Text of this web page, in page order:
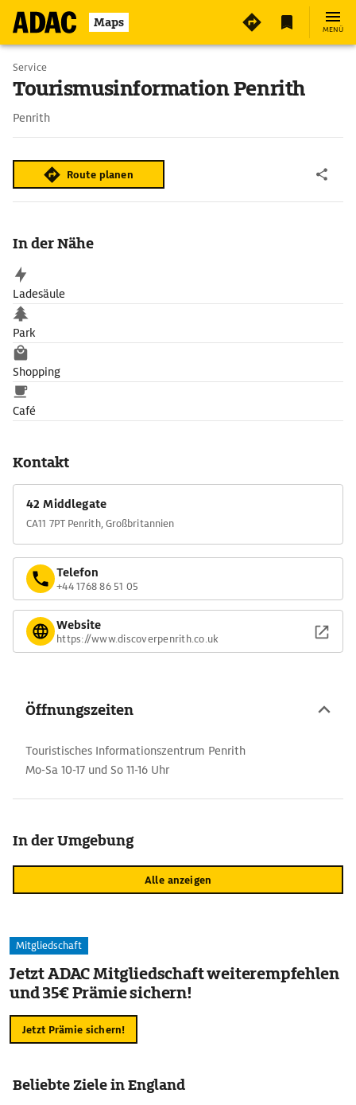
Maps MENÜ
Service
Tourismusinformation Penrith
Penrith
Route planen
In der Nähe
Ladesäule
Park
Shopping
Café
Kontakt
42 Middlegate
CA11 7PT Penrith, Großbritannien
Telefon
+44 1768 86 51 05
Website
https://www.discoverpenrith.co.uk
Öffnungszeiten
Touristisches Informationszentrum Penrith
Mo-Sa 10-17 und So 11-16 Uhr
In der Umgebung
Alle anzeigen
Mitgliedschaft
Jetzt ADAC Mitgliedschaft weiterempfehlen
und 35€ Prämie sichern!
Jetzt Prämie sichern!
Beliebte Ziele in England